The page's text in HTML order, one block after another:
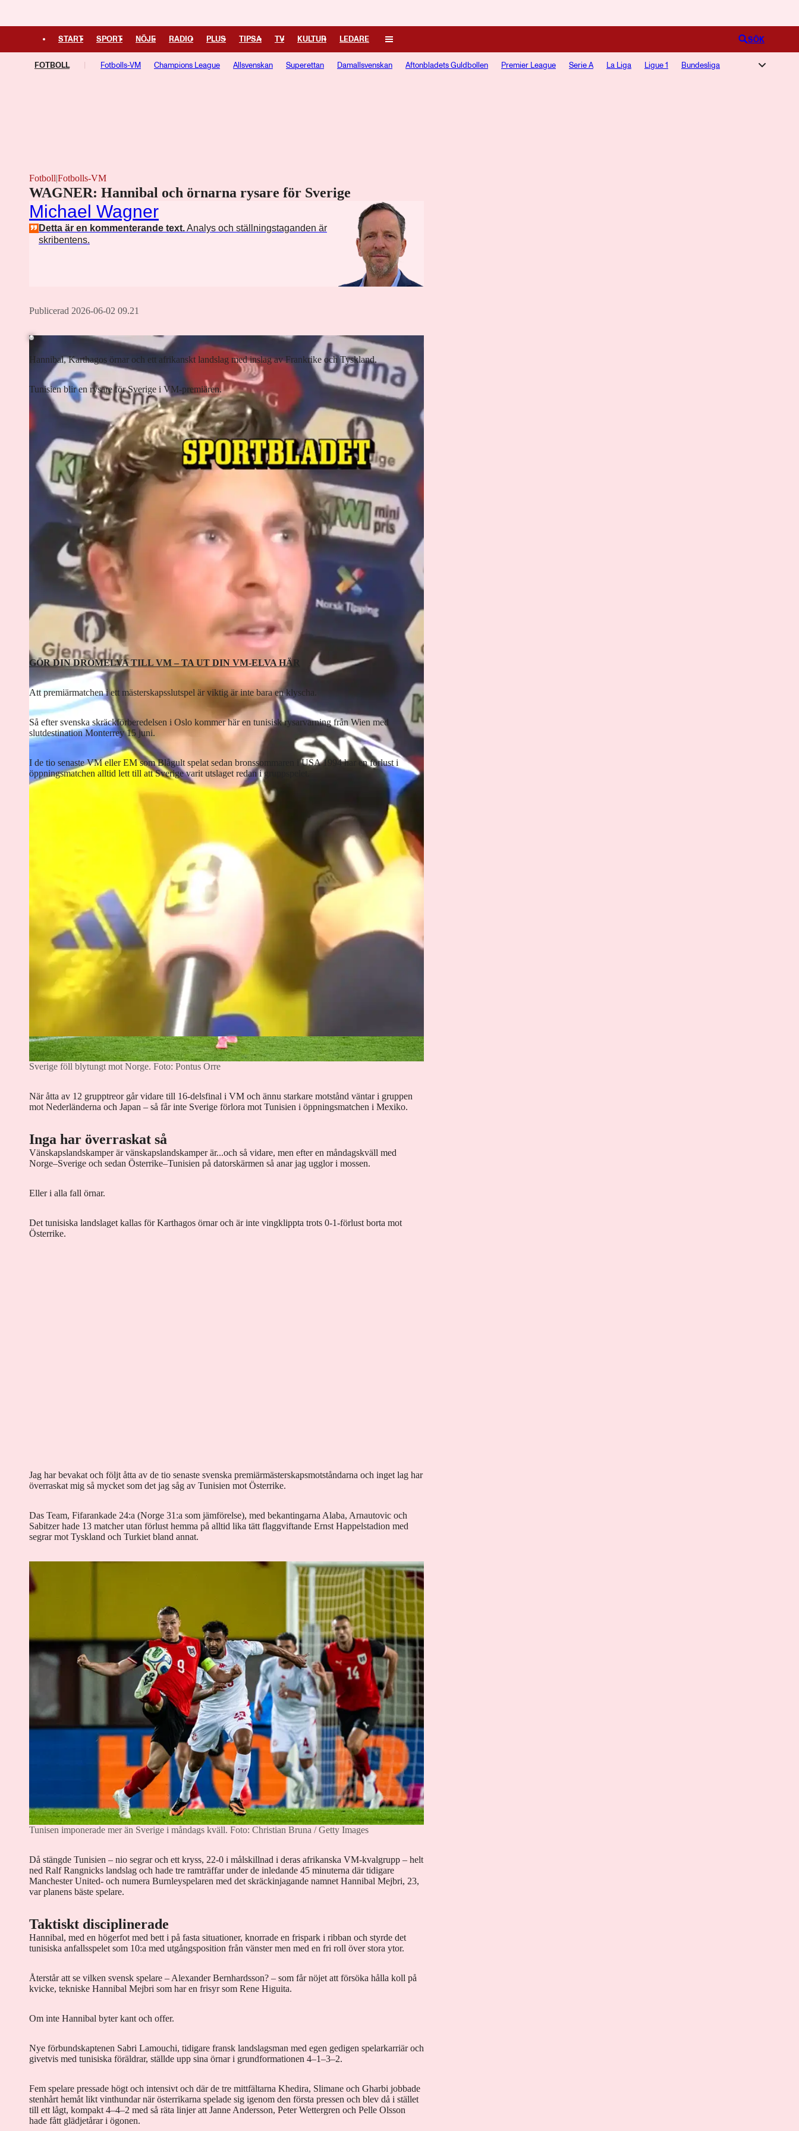
START SPORT NÖJE RADIO PLUS TIPSA TV KULTUR LEDARE SÖK
FOTBOLL Fotbolls-VM Champions League Allsvenskan Superettan Damallsvenskan Aftonbladets Guldbollen Premier League Serie A La Liga Ligue 1 Bundesliga
Fotboll|Fotbolls-VM
WAGNER: Hannibal och örnarna rysare för Sverige
Michael Wagner
Detta är en kommenterande text.Analys och ställningstaganden är
skribentens.
Publicerad 2026-06-02 09.21
Hannibal, Karthagos örnar och ett afrikanskt landslag med inslag av Frankrike och Tyskland.
Tunisien blir en rysare för Sverige i VM-premiären.
Lyssna på artikeln
GÖR DIN DRÖMELVA TILL VM – TA UT DIN VM-ELVA HÄR
Att premiärmatchen i ett mästerskapsslutspel är viktig är inte bara en klyscha.
Så efter svenska skräckförberedelsen i Oslo kommer här en tunisisk rysarvarning från Wien med
slutdestination Monterrey 15 juni.
I de tio senaste VM eller EM som Blågult spelat sedan bronssommaren i USA 1994 har en förlust i
öppningsmatchen alltid lett till att Sverige varit utslaget redan i gruppspelet.
Sverige föll blytungt mot Norge. Foto: Pontus Orre
När åtta av 12 grupptreor går vidare till 16-delsfinal i VM och ännu starkare motstånd väntar i gruppen
mot Nederländerna och Japan – så får inte Sverige förlora mot Tunisien i öppningsmatchen i Mexiko.
Inga har överraskat så
Vänskapslandskamper är vänskapslandskamper är...och så vidare, men efter en måndagskväll med
Norge–Sverige och sedan Österrike–Tunisien på datorskärmen så anar jag ugglor i mossen.
Eller i alla fall örnar.
Det tunisiska landslaget kallas för Karthagos örnar och är inte vingklippta trots 0-1-förlust borta mot
Österrike.
Jag har bevakat och följt åtta av de tio senaste svenska premiärmästerskapsmotståndarna och inget lag har
överraskat mig så mycket som det jag såg av Tunisien mot Österrike.
Das Team, Fifarankade 24:a (Norge 31:a som jämförelse), med bekantingarna Alaba, Arnautovic och
Sabitzer hade 13 matcher utan förlust hemma på alltid lika tätt flaggviftande Ernst Happelstadion med
segrar mot Tyskland och Turkiet bland annat.
Tunisen imponerade mer än Sverige i måndags kväll. Foto: Christian Bruna / Getty Images
Då stängde Tunisien – nio segrar och ett kryss, 22-0 i målskillnad i deras afrikanska VM-kvalgrupp – helt
ned Ralf Rangnicks landslag och hade tre ramträffar under de inledande 45 minuterna där tidigare
Manchester United- och numera Burnleyspelaren med det skräckinjagande namnet Hannibal Mejbri, 23,
var planens bäste spelare.
Taktiskt disciplinerade
Hannibal, med en högerfot med bett i på fasta situationer, knorrade en frispark i ribban och styrde det
tunisiska anfallsspelet som 10:a med utgångsposition från vänster men med en fri roll över stora ytor.
Återstår att se vilken svensk spelare – Alexander Bernhardsson? –⁠ som får nöjet att försöka hålla koll på
kvicke, tekniske Hannibal Mejbri som har en frisyr som Rene Higuita.
Om inte Hannibal byter kant och offer.
Nye förbundskaptenen Sabri Lamouchi, tidigare fransk landslagsman med egen gedigen spelarkarriär och
givetvis med tunisiska föräldrar, ställde upp sina örnar i grundformationen 4–1–3–2.
Fem spelare pressade högt och intensivt och där de tre mittfältarna Khedira, Slimane och Gharbi jobbade
stenhårt hemåt likt vinthundar när österrikarna spelade sig igenom den första pressen och blev då i stället
till ett lågt, kompakt 4–4–2 med så räta linjer att Janne Andersson, Peter Wettergren och Pelle Olsson
hade fått glädjetårar i ögonen.